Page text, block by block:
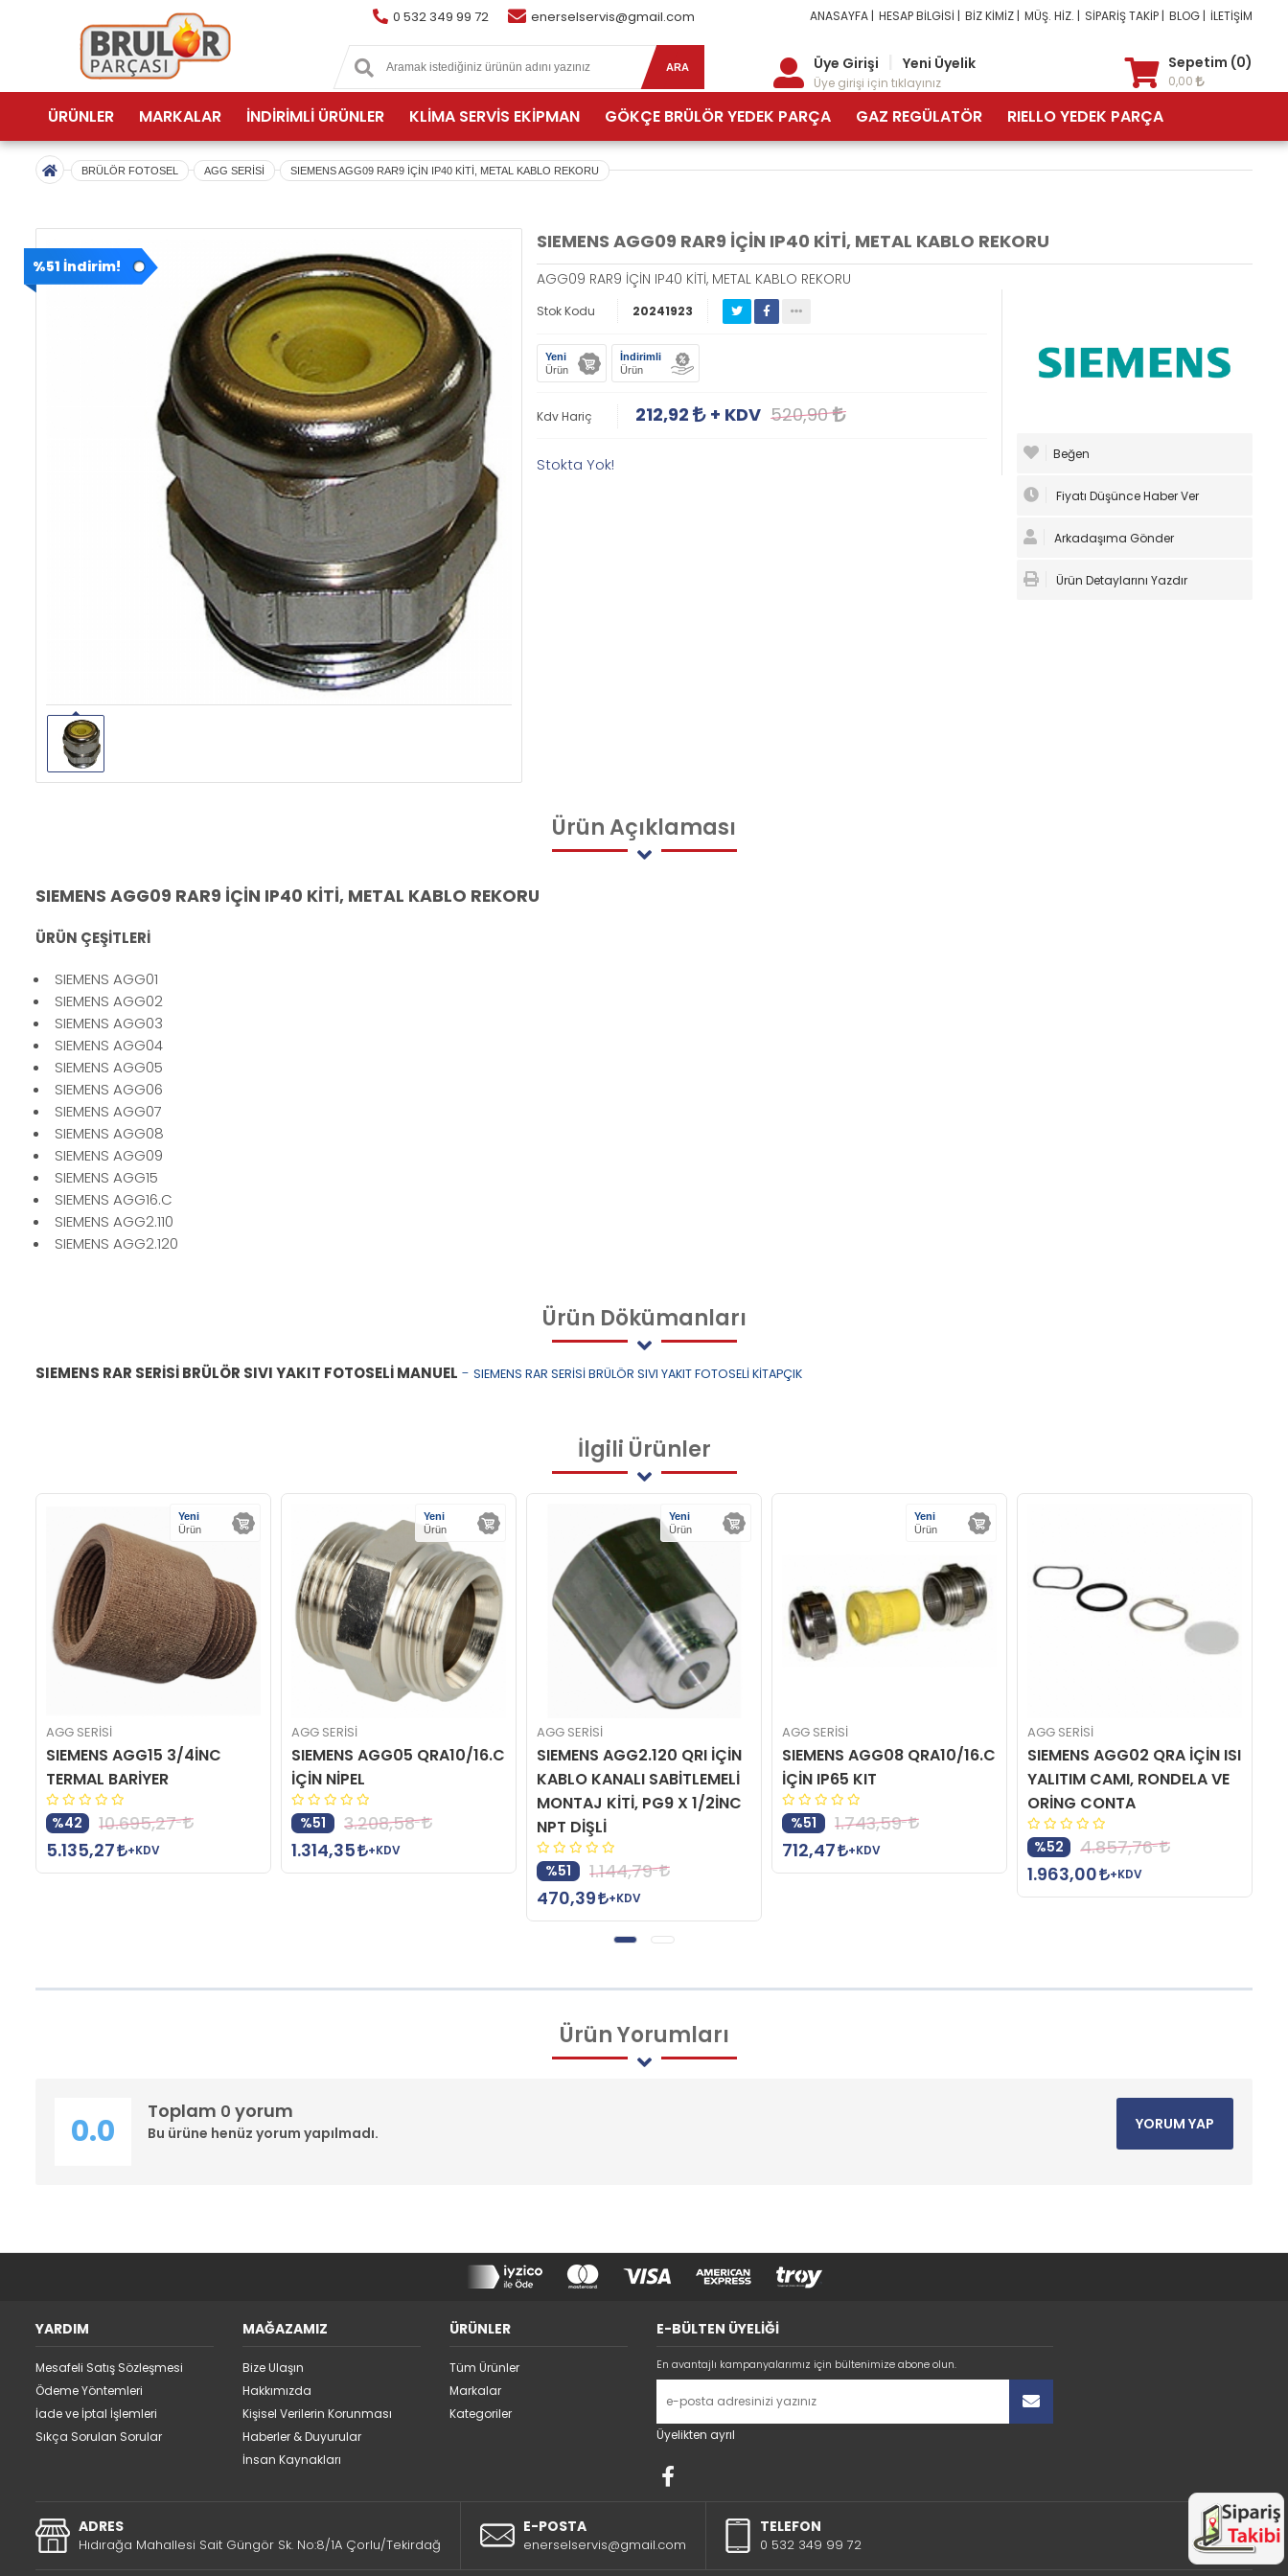
0 532 349 99 72 enerselservis@gmail.com
ARA
ANASAYFA | HESAP BİLGİSİ | BİZ KİMİZ | MÜŞ. HİZ. | SİPARİŞ TAKİP | BLOG | İLETİŞİM
Üye Girişi Yeni Üyelik
Üye girişi için tıklayınız
Sepetim (0)
0,00
ÜRÜNLER MARKALAR İNDİRİMLİ ÜRÜNLER KLİMA SERVİS EKİPMAN GÖKÇE BRÜLÖR YEDEK PARÇA GAZ REGÜLATÖR RIELLO YEDEK PARÇA
BRÜLÖR FOTOSEL AGG SERİSİ SIEMENS AGG09 RAR9 İÇİN IP40 KİTİ, METAL KABLO REKORU
%51 İndirim!
SIEMENS AGG09 RAR9 İÇİN IP40 KİTİ, METAL KABLO REKORU
AGG09 RAR9 İÇİN IP40 KİTİ, METAL KABLO REKORU
Stok Kodu 20241923
Yeni
Ürün
İndirimli
Ürün
Kdv Hariç 212,92 + KDV 520,90
Stokta Yok!
Beğen
Fiyatı Düşünce Haber Ver
Arkadaşıma Gönder
Ürün Detaylarını Yazdır
ÜrünAçıklaması
SIEMENS AGG09 RAR9 İÇİN IP40 KİTİ, METAL KABLO REKORU
ÜRÜN ÇEŞİTLERİ
SIEMENS AGG01
SIEMENS AGG02
SIEMENS AGG03
SIEMENS AGG04
SIEMENS AGG05
SIEMENS AGG06
SIEMENS AGG07
SIEMENS AGG08
SIEMENS AGG09
SIEMENS AGG15
SIEMENS AGG16.C
SIEMENS AGG2.110
SIEMENS AGG2.120
Ürün Dökümanları
SIEMENS RAR SERİSİ BRÜLÖR SIVI YAKIT FOTOSELİ MANUEL - SIEMENS RAR SERİSİ BRÜLÖR SIVI YAKIT FOTOSELİ KİTAPÇIK
İlgili Ürünler
Yeni
Ürün
AGG SERİSİ
SIEMENS AGG15 3/4İNC
TERMAL BARİYER
%42
10.695,27
5.135,27
+KDV
Yeni
Ürün
AGG SERİSİ
SIEMENS AGG05 QRA10/16.C
İÇİN NİPEL
%51
3.208,58
1.314,35
+KDV
Yeni
Ürün
AGG SERİSİ
SIEMENS AGG2.120 QRI İÇİN
KABLO KANALI SABİTLEMELİ
MONTAJ KİTİ, PG9 X 1/2İNC
NPT DİŞLİ
%51
1.144,79
470,39
+KDV
Yeni
Ürün
AGG SERİSİ
SIEMENS AGG08 QRA10/16.C
İÇİN IP65 KIT
%51
1.743,59
712,47
+KDV
AGG SERİSİ
SIEMENS AGG02 QRA İÇİN ISI
YALITIM CAMI, RONDELA VE
ORİNG CONTA
%52
4.857,76
1.963,00
+KDV
ÜrünYorumları
Toplam 0 yorum
Bu ürüne henüz yorum yapılmadı.
0.0 YORUM YAP
YARDIM
Mesafeli Satış Sözleşmesi
Ödeme Yöntemleri
İade ve İptal İşlemleri
Sıkça Sorulan Sorular
MAĞAZAMIZ
Bize Ulaşın
Hakkımızda
Kişisel Verilerin Korunması
Haberler & Duyurular
İnsan Kaynakları
ÜRÜNLER
Tüm Ürünler
Markalar
Kategoriler
E-BÜLTEN ÜYELİĞİ
En avantajlı kampanyalarımız için bültenimize abone olun.
Üyelikten ayrıl
ADRES
Hıdırağa Mahallesi Sait Güngör Sk. No:8/1A Çorlu/Tekirdağ
E-POSTA
enerselservis@gmail.com
TELEFON
0 532 349 99 72